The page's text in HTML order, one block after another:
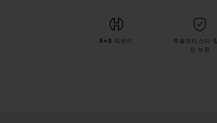
5+5 워런티
휴블로티스타
장 보증